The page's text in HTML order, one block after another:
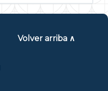
Volver arriba ∧